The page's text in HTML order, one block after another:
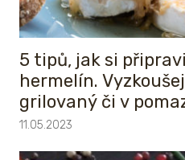
5 tipů, jak si
hermelín.
grilovaný či v
11.05.2023